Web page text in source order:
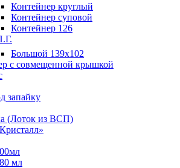
Контейнер круглый
Контейнер суповой
Контейнер 126
Большой 139х102
с совмещенной крышкой
запайку
(Лоток из ВСП)
мл